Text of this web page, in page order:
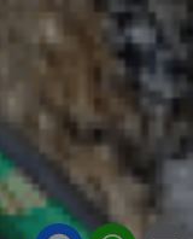
Facebook